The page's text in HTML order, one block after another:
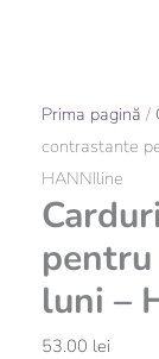
Prima pagină /
contrastante
HANNIline
luni –
53.00 lei
Cantitate
Carduri
contrastante
pentru
bebelusi
de
la
3